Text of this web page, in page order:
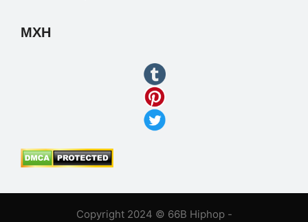
MXH
Copyright 2024 © 66B Hiphop -